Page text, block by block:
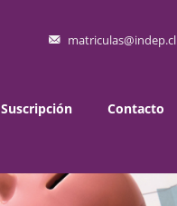
matriculas@indep.cl
Suscripción Contacto